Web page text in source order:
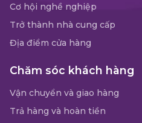
Cơ hội nghề nghiệp
Trở thành nhà cung cấp
Địa điểm cửa hàng
Chăm sóc khách hàng
Vận chuyển và giao hàng
Trả hàng và hoàn tiền